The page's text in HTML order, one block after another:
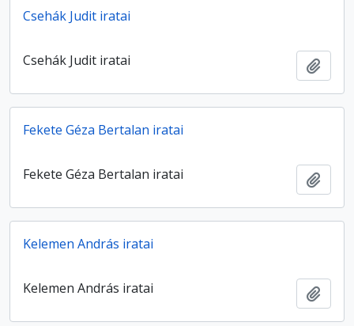
Csehák Judit iratai
Csehák Judit iratai
Fekete Géza Bertalan iratai
Fekete Géza Bertalan iratai
Kelemen András iratai
Kelemen András iratai